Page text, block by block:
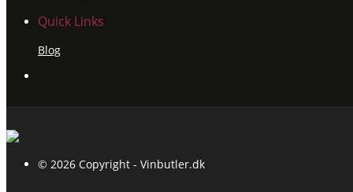
Quick Links
Blog
© 2026 Copyright - Vinbutler.dk